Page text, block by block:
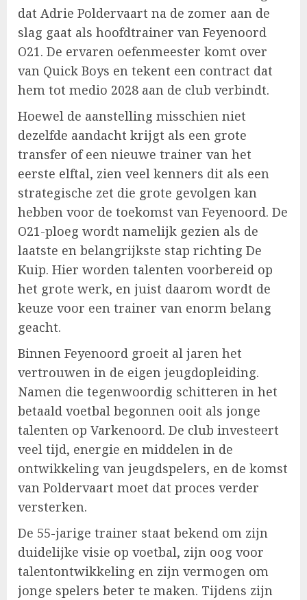
dat Adrie Poldervaart na de zomer aan de
slag gaat als hoofdtrainer van Feyenoord
O21. De ervaren oefenmeester komt over
van Quick Boys en tekent een contract dat
hem tot medio 2028 aan de club verbindt.
Hoewel de aanstelling misschien niet
dezelfde aandacht krijgt als een grote
transfer of een nieuwe trainer van het
eerste elftal, zien veel kenners dit als een
strategische zet die grote gevolgen kan
hebben voor de toekomst van Feyenoord. De
O21-ploeg wordt namelijk gezien als de
laatste en belangrijkste stap richting De
Kuip. Hier worden talenten voorbereid op
het grote werk, en juist daarom wordt de
keuze voor een trainer van enorm belang
geacht.
Binnen Feyenoord groeit al jaren het
vertrouwen in de eigen jeugdopleiding.
Namen die tegenwoordig schitteren in het
betaald voetbal begonnen ooit als jonge
talenten op Varkenoord. De club investeert
veel tijd, energie en middelen in de
ontwikkeling van jeugdspelers, en de komst
van Poldervaart moet dat proces verder
versterken.
De 55-jarige trainer staat bekend om zijn
duidelijke visie op voetbal, zijn oog voor
talentontwikkeling en zijn vermogen om
jonge spelers beter te maken. Tijdens zijn